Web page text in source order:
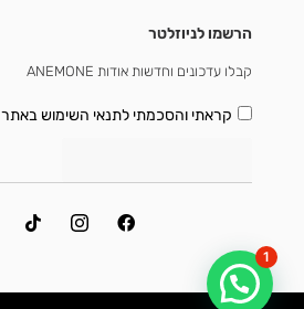
הרשמו לניוזלטר
קבלו עדכונים וחדשות אודות ANEMONE
קראתי והסכמתילתנאי השימוש באתר
1